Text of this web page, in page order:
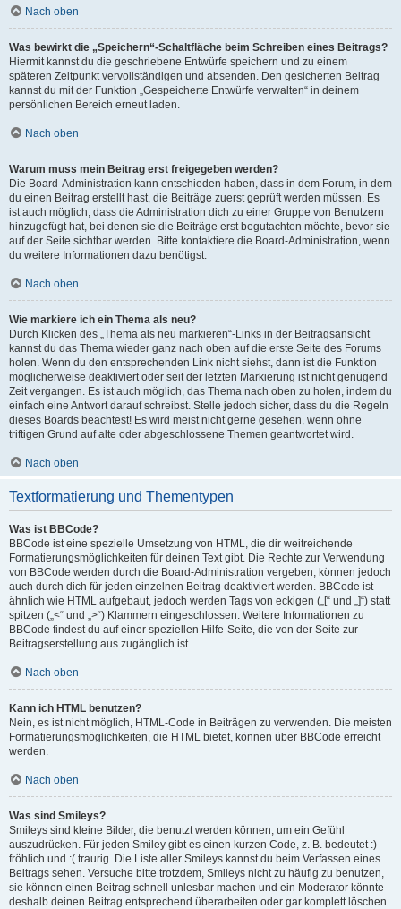
Nach oben
Was bewirkt die „Speichern“-Schaltfläche beim Schreiben eines Beitrags?
Hiermit kannst du die geschriebene Entwürfe speichern und zu einem
späteren Zeitpunkt vervollständigen und absenden. Den gesicherten Beitrag
kannst du mit der Funktion „Gespeicherte Entwürfe verwalten“ in deinem
persönlichen Bereich erneut laden.
Nach oben
Warum muss mein Beitrag erst freigegeben werden?
Die Board-Administration kann entschieden haben, dass in dem Forum, in dem
du einen Beitrag erstellt hast, die Beiträge zuerst geprüft werden müssen. Es
ist auch möglich, dass die Administration dich zu einer Gruppe von Benutzern
hinzugefügt hat, bei denen sie die Beiträge erst begutachten möchte, bevor sie
auf der Seite sichtbar werden. Bitte kontaktiere die Board-Administration, wenn
du weitere Informationen dazu benötigst.
Nach oben
Wie markiere ich ein Thema als neu?
Durch Klicken des „Thema als neu markieren“-Links in der Beitragsansicht
kannst du das Thema wieder ganz nach oben auf die erste Seite des Forums
holen. Wenn du den entsprechenden Link nicht siehst, dann ist die Funktion
möglicherweise deaktiviert oder seit der letzten Markierung ist nicht genügend
Zeit vergangen. Es ist auch möglich, das Thema nach oben zu holen, indem du
einfach eine Antwort darauf schreibst. Stelle jedoch sicher, dass du die Regeln
dieses Boards beachtest! Es wird meist nicht gerne gesehen, wenn ohne
triftigen Grund auf alte oder abgeschlossene Themen geantwortet wird.
Nach oben
Textformatierung und Thementypen
Was ist BBCode?
BBCode ist eine spezielle Umsetzung von HTML, die dir weitreichende
Formatierungsmöglichkeiten für deinen Text gibt. Die Rechte zur Verwendung
von BBCode werden durch die Board-Administration vergeben, können jedoch
auch durch dich für jeden einzelnen Beitrag deaktiviert werden. BBCode ist
ähnlich wie HTML aufgebaut, jedoch werden Tags von eckigen („[“ und „]“) statt
spitzen („<“ und „>“) Klammern eingeschlossen. Weitere Informationen zu
BBCode findest du auf einer speziellen Hilfe-Seite, die von der Seite zur
Beitragserstellung aus zugänglich ist.
Nach oben
Kann ich HTML benutzen?
Nein, es ist nicht möglich, HTML-Code in Beiträgen zu verwenden. Die meisten
Formatierungsmöglichkeiten, die HTML bietet, können über BBCode erreicht
werden.
Nach oben
Was sind Smileys?
Smileys sind kleine Bilder, die benutzt werden können, um ein Gefühl
auszudrücken. Für jeden Smiley gibt es einen kurzen Code, z. B. bedeutet :)
fröhlich und :( traurig. Die Liste aller Smileys kannst du beim Verfassen eines
Beitrags sehen. Versuche bitte trotzdem, Smileys nicht zu häufig zu benutzen,
sie können einen Beitrag schnell unlesbar machen und ein Moderator könnte
deshalb deinen Beitrag entsprechend überarbeiten oder gar komplett löschen.